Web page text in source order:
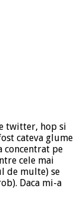
twitter, hop si
cateva glume
concentrat pe
cele mai
de multe) se
Daca mi-a